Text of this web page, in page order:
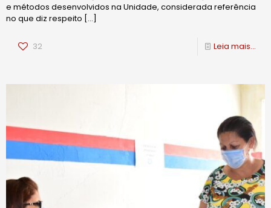
e métodos desenvolvidos na Unidade, considerada referência
no que diz respeito […]
32 Leia mais...